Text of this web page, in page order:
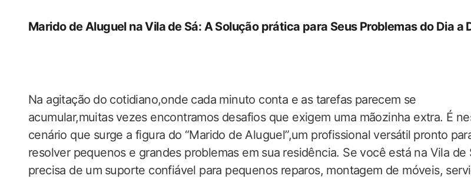
Marido de Aluguel na Vila ⁣de Sá:‍ A Solução prática‍ para Seus Problemas do Dia a​
Na agitação⁤ do ‍cotidiano,onde cada minuto conta‌ e as tarefas parecem se
acumular,muitas ⁣vezes encontramos desafios que exigem uma mãozinha extra. É
cenário que ‌surge a ‌figura do “Marido de Aluguel”,um profissional ‌versátil⁤ pronto
resolver pequenos e grandes problemas em sua⁢ residência. ​Se você está na Vila de
‍precisa de um⁢ suporte confiável para pequenos‌ reparos,‌ montagem de móveis,